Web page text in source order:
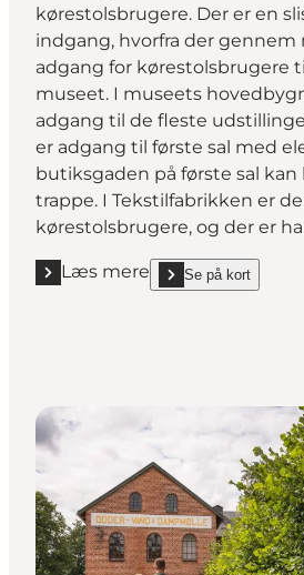
kørestolsbrugere. Der er en
indgang, hvorfra der gennem
adgang for kørestolsbrugere
museet. I museets
adgang til de fleste
er adgang til første sal med
butiksgaden på første sal kan
trappe. I Tekstilfabrikken er
kørestolsbrugere, og der er
Læs mere
Læs mere "Industrimuseet"
Se på kort
show Industrimuseet